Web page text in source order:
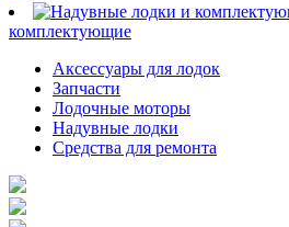
комплектующие
Аксессуары для лодок
Запчасти
Лодочные моторы
Надувные лодки
Средства для ремонта